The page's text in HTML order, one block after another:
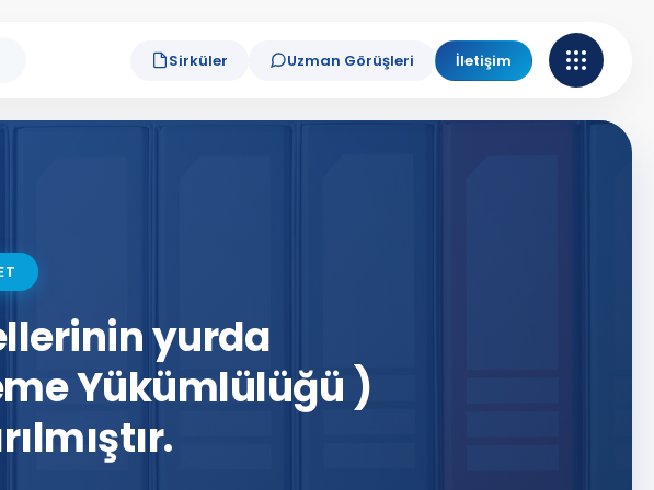
Sirküler Uzman Görüşleri İletişim
yurda
Yükümlülüğü )